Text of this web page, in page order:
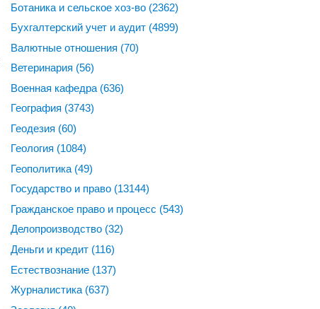
Ботаника и сельское хоз-во (2362)
Бухгалтерский учет и аудит (4899)
Валютные отношения (70)
Ветеринария (56)
Военная кафедра (636)
География (3743)
Геодезия (60)
Геология (1084)
Геополитика (49)
Государство и право (13144)
Гражданское право и процесс (543)
Делопроизводство (32)
Деньги и кредит (116)
Естествознание (137)
Журналистика (637)